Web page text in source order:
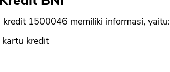
1500046 memiliki informasi, yaitu:
kredit